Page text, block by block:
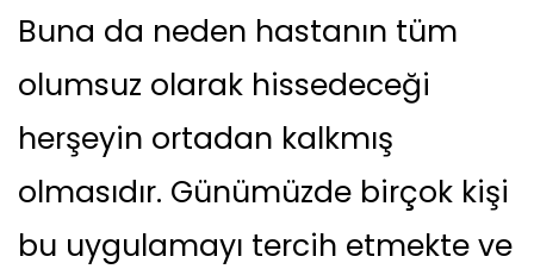
Buna da neden hastanın tüm
olumsuz olarak hissedeceği
herşeyin ortadan kalkmış
olmasıdır. Günümüzde birçok kişi
bu uygulamayı tercih etmekte ve